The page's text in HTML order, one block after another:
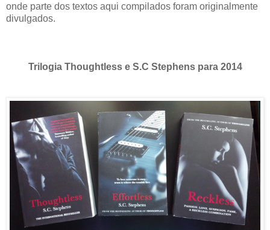
onde parte dos textos aqui compilados foram originalmente
divulgados.
Trilogia Thoughtless e S.C Stephens para 2014